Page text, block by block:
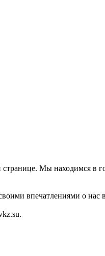
Мы находимся в
впечатлениями о нас